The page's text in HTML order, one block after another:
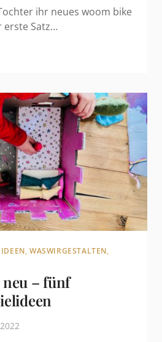
ihr neues woom bike
erste Satz…
,WASWIRGESTALTEN,
neu – fünf